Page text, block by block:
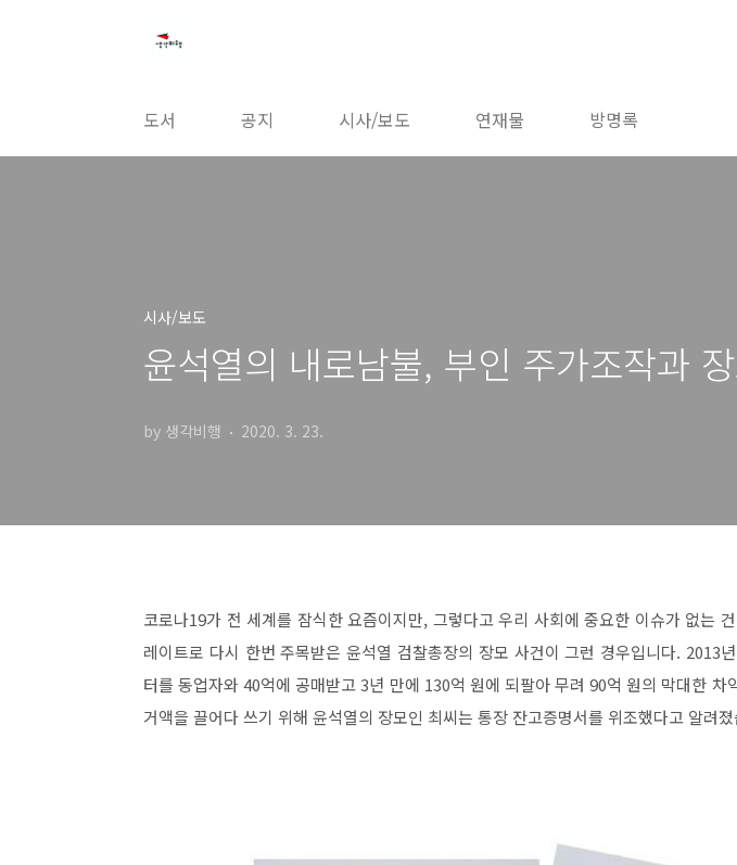
도서 공지 시사/보도 연재물 방명록
시사/보도
윤석열의 내로남불, 부인 주가조작과
by 생각비행 2020. 3. 23.
코로나19가 전 세계를 잠식한 요즘이지만, 그렇다고 우리 사회에 중요한 이슈가 없는
레이트로 다시 한번 주목받은 윤석열 검찰총장의 장모 사건이 그런 경우입니다. 2013
터를 동업자와 40억에 공매받고 3년 만에 130억 원에 되팔아 무려 90억 원의 막대한 차
거액을 끌어다 쓰기 위해 윤석열의 장모인 최씨는 통장 잔고증명서를 위조했다고 알려